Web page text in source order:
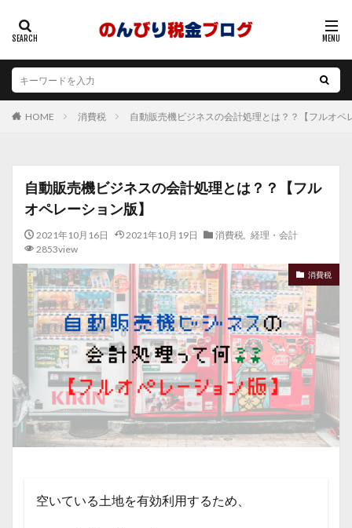
HOME 消費税 自動販売機ビジネスの会計処理とは？？【フルオペ
自動販売機ビジネスの会計処理とは？？【フル
オペレーション版】
2021年10月16日 2021年10月19日 消費税
経理・会計
2853view
消費税
空いている土地を有効利用するため、